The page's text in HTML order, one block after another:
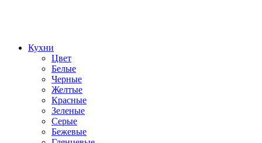
Кухни
Цвет
Белые
Черные
Желтые
Красные
Зеленые
Серые
Бежевые